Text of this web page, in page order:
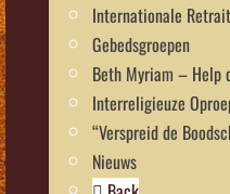
Internationale
Gebedsgroepen
Beth Myriam – Help
Interreligieuze
“Verspreid de
Nieuws